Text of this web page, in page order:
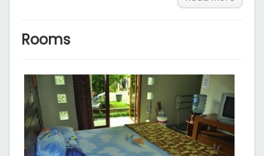
Kamar